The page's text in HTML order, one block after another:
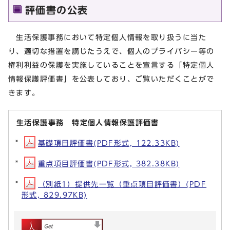
評価書の公表
生活保護事務において特定個人情報を取り扱うに当た
り、適切な措置を講じたうえで、個人のプライバシー等の
権利利益の保護を実施していることを宣言する「特定個人
情報保護評価書」を公表しており、ご覧いただくことがで
きます。
生活保護事務 特定個人情報保護評価書
基礎項目評価書(PDF形式, 122.33KB)
重点項目評価書(PDF形式, 382.38KB)
（別紙1）提供先一覧（重点項目評価書）(PDF
形式, 829.97KB)